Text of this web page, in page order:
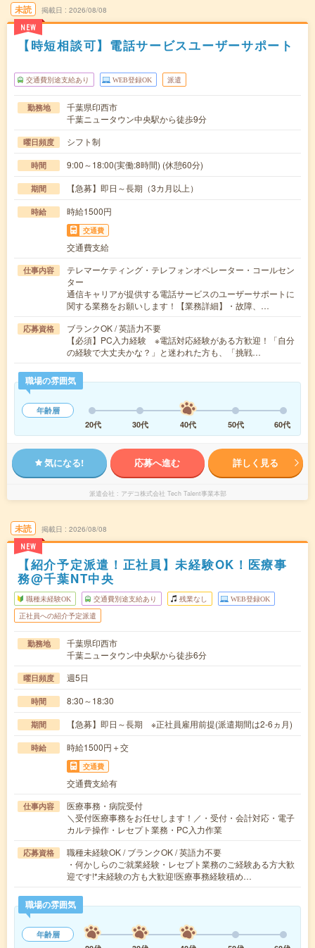
未読
NEW
掲載日 2026/08/08
【時短相談可】電話サービスユーザーサポート
交通費別途支給あり WEB登録OK 派遣
勤務地
千葉県印西市
千葉ニュータウン中央駅から徒歩9分
曜日頻度 シフト制
時間 9:00～18:00(実働:8時間) (休憩60分)
期間 【急募】即日～長期（3カ月以上）
時給 時給1500円
交通費
交通費支給
仕事内容
テレマーケティング・テレフォンオペレーター・コールセン
ター
通信キャリアが提供する電話サービスのユーザーサポートに
関する業務をお願いします！【業務詳細】・故障、…
応募資格
ブランクOK / 英語力不要
【必須】PC入力経験 ※電話対応経験がある方歓迎！「自分
の経験で大丈夫かな？」と迷われた方も、「挑戦…
職場の雰囲気
年齢層
20代
30代 40代 50代 60代
気になる! 応募へ進む 詳しく見る
派遣会社 アデコ株式会社 Tech Talent事業本部
未読
NEW
掲載日 2026/08/08
【紹介予定派遣！正社員】未経験OK！医療事
務@千葉NT中央
職種未経験OK 交通費別途支給あり 残業なし WEB登録OK
正社員への紹介予定派遣
勤務地
千葉県印西市
千葉ニュータウン中央駅から徒歩6分
曜日頻度 週5日
時間 8:30～18:30
期間 【急募】即日～長期 ※正社員雇用前提(派遣期間は2-6ヵ月)
時給 時給1500円＋交
交通費
交通費支給有
仕事内容
医療事務・病院受付
＼受付医療事務をお任せします！／・受付・会計対応・電子
カルテ操作・レセプト業務・PC入力作業
応募資格
職種未経験OK / ブランクOK / 英語力不要
・何かしらのご就業経験・レセプト業務のご経験ある方大歓
迎です!*未経験の方も大歓迎!医療事務経験積め…
職場の雰囲気
年齢層